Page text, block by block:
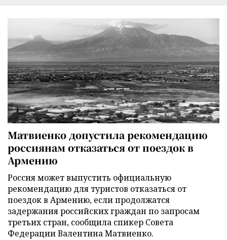
Матвиенко допустила рекомендацию
россиянам отказаться от поездок в
Армению
Россия может выпустить официальную
рекомендацию для туристов отказаться от
поездок в Армению, если продолжатся
задержания российских граждан по запросам
третьих стран, сообщила спикер Совета
Федерации Валентина Матвиенко.